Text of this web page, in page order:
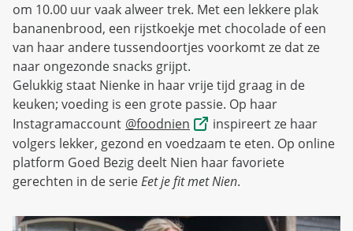
om 10.00 uur vaak alweer trek. Met een lekkere plak
bananenbrood, een rijstkoekje met chocolade of een
van haar andere tussendoortjes voorkomt ze dat ze
naar ongezonde snacks grijpt.
Gelukkig staat Nienke in haar vrije tijd graag in de
keuken; voeding is een grote passie. Op haar
Instagramaccount @foodnien
inspireert ze haar
volgers lekker, gezond en voedzaam te eten. Op online
platform Goed Bezig deelt Nien haar favoriete
gerechten in de serieEet je fit met Nien.